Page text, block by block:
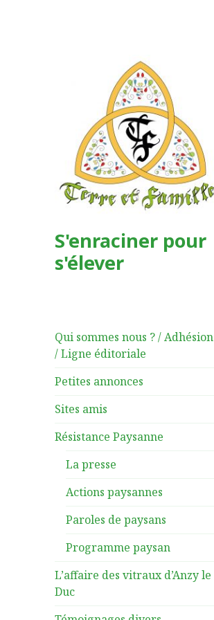
S'enraciner pour
s'élever
Qui sommes nous ? / Adhésion
/ Ligne éditoriale
Petites annonces
Sites amis
Résistance Paysanne
La presse
Actions paysannes
Paroles de paysans
Programme paysan
L’affaire des vitraux d’Anzy le
Duc